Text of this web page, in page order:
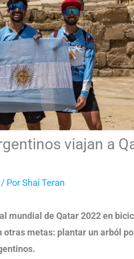
viajan a
/ PorShai Teran
mundial de Qatar 2022 en
metas: plantar un arból